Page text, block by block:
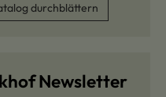
durchblättern
Newsletter